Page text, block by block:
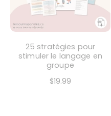
25 stratégies pour
stimuler le langage en
groupe
$19.99